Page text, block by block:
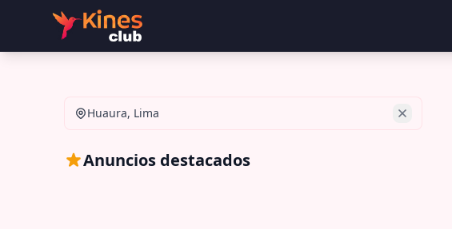
Huaura, Lima
Anuncios destacados